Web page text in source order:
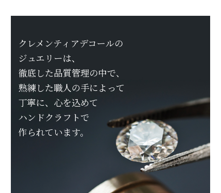
クレメンティアデコールの
ジュエリーは、
徹底した品質管理の中で、
熟練した職人の手によって
丁寧に、心を込めて
ハンドクラフトで
作られています。